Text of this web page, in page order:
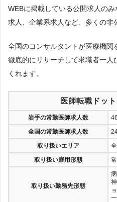
WEBに掲載している公開求人の
求人、企業系求人など、多くの非
全国のコンサルタントが医療機関
徹底的にリサーチして求職者一人
くれます。
医師転職ドッ
岩手の常勤医師求人数
全国の常勤医師求人数
取り扱いエリア
取り扱い雇用形態
取り扱い勤務先形態